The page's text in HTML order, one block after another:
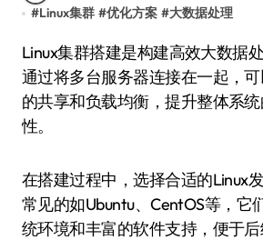
#Linux集群 #优化方案 #大数据处理
Linux集群搭建是构建高效大数据处理环境的基础。
通过将多台服务器连接在一起，
的共享和负载均衡，提升整体系
性。
在搭建过程中，选择合适的Linux
常见的如Ubuntu、CentOS等，它
统环境和丰富的软件支持，便于